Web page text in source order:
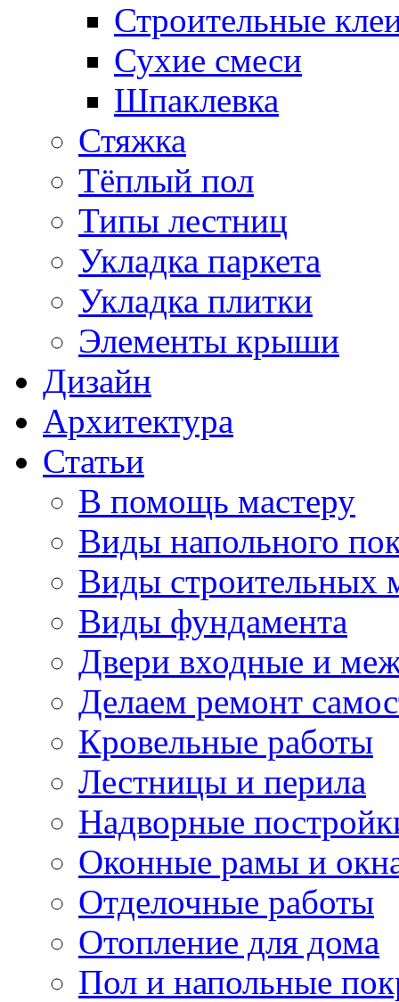
Строительные
Сухие смеси
Шпаклевка
Стяжка
Тёплый пол
Типы лестниц
Укладка паркета
Укладка плитки
Элементы крыши
Дизайн
Архитектура
Статьи
В помощь мастеру
Виды напольного
Виды строительных
Виды фундамента
Двери входные и
Делаем ремонт
Кровельные работы
Лестницы и перила
Надворные
Оконные рамы и
Отделочные работы
Отопление для дома
Пол и напольные